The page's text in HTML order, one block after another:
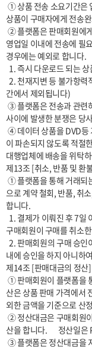
상품이 구매자에게 전송
영업일 이내에 전송에 필
경우에는 예외로 합니다.
  2. 천재지변 등 불가항력적인 사유가 발생한 경우(그 해당기간은 전송 소요기
간에서 제외됩니다)
사이에 발생한 분쟁은 당
이 파손되지 않도록 적절
대행업체에 배송을 위탁
제13조 [취소, 반품 및 환
으로 계약 철회, 반품, 취
합니다.
구매회원이 구매를 취소
  2. 판매회원의 구매 승인이 필요한 데이터 상품에 대하여 판매회원이 7일 이
내에 승인을 하지 아니하
제14조 [판매대금의 정산]
산은 상품 판매 가격에서
외한 금액을 기준으로 산
산을 합니다.       정산일